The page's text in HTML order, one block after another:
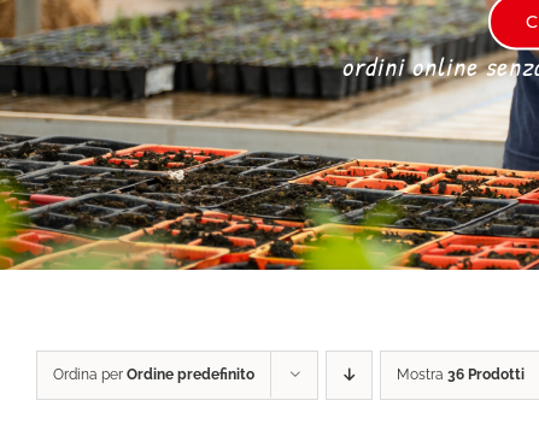
ordini online
Ordina per Ordine predefinito Mostra 36 Prodotti